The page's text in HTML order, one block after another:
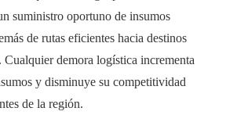
suministro oportuno de insumos
de rutas eficientes hacia destinos
Cualquier demora logística incrementa
y disminuye su competitividad
de la región.